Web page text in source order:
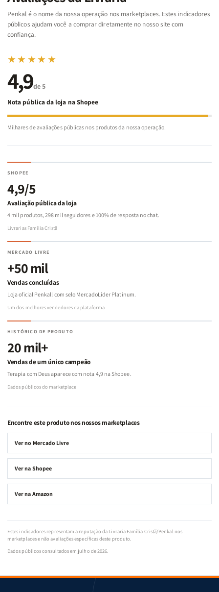
-
Penkal
-
Penkal
Penkal é o nome da nossa operação nos marketplaces. Estes indicadores
públicos ajudam você a comprar diretamente no nosso site com
confiança.
★★★★★
4,9de 5
Nota pública da loja na Shopee
Milhares de avaliações públicas nos produtos da nossa operação.
SHOPEE
4,9/5
Avaliação pública da loja
4 mil produtos, 298 mil seguidores e 100% de resposta no chat.
Livrarias Família Cristã
MERCADO LIVRE
+50 mil
Vendas concluídas
Loja oficial Penkall com selo MercadoLíder Platinum.
Um dos melhores vendedores da plataforma
HISTÓRICO DE PRODUTO
20 mil+
Vendas de um único campeão
Terapia com Deus aparece com nota 4,9 na Shopee.
Dados públicos do marketplace
Encontre este produto nos nossos marketplaces
Ver no Mercado Livre
Ver na Shopee
Ver na Amazon
Estes indicadores representam a reputação da Livraria Família Cristã/Penkal nos
marketplaces e não avaliações específicas deste produto.
Dados públicos consultados em julho de 2026.